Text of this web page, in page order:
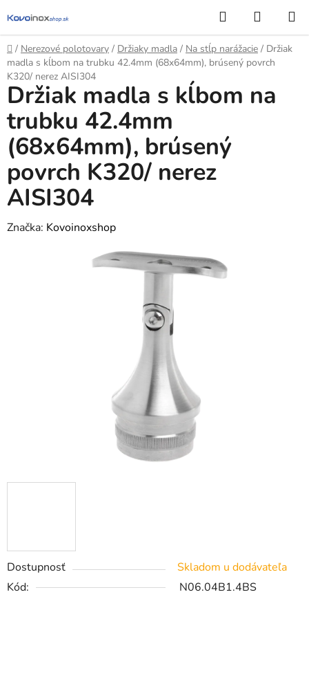
na
obsah
Hľadať
KOŠÍK
Domov
/ Nerezové polotovary / Držiaky madla / Na stĺp narážacie / Držiak
madla s kĺbom na trubku 42.4mm (68x64mm), brúsený povrch
K320/ nerez AISI304
Dostupnosť
Skladom u dodávateľa
Kód:
N06.04B1.4BS
Držiak madla s kĺbom na
trubku 42.4mm
(68x64mm), brúsený
povrch K320/ nerez
AISI304
Značka: Kovoinoxshop